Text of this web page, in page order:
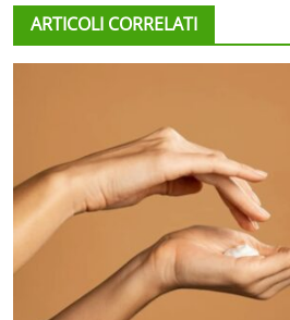
ARTICOLI CORRELATI